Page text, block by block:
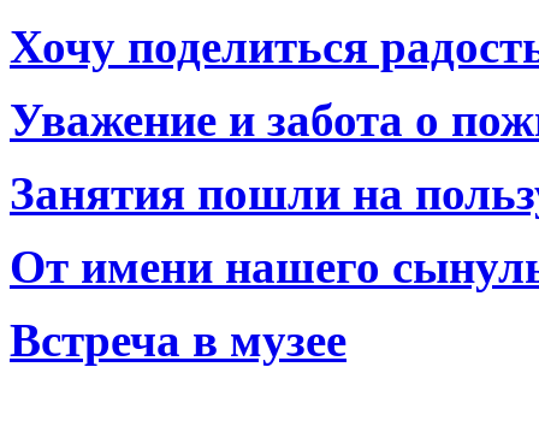
Хочу поделиться
Уважение и забота о
Занятия пошли на
От имени нашего
Встреча в музее